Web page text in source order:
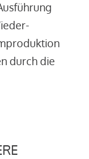
durch die